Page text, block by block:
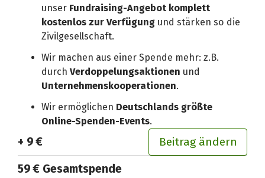
unser Fundraising-Angebot komplett
kostenlos zur Verfügung und stärken so die
Zivilgesellschaft.
Wir machen aus einer Spende mehr: z.B.
durchVerdoppelungsaktionen und
Unternehmenskooperationen.
Wir ermöglichen Deutschlands größte
Online-Spenden-Events.
+ 9 € Beitrag ändern
59 € Gesamtspende